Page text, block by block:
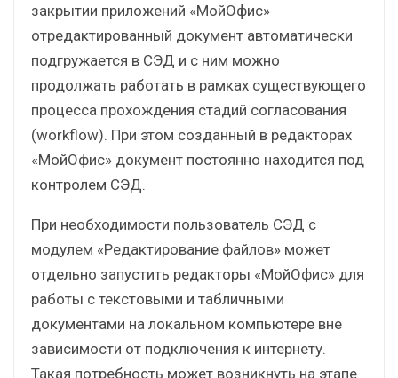
закрытии приложений «МойОфис»
отредактированный документ автоматически
подгружается в СЭД и с ним можно
продолжать работать в рамках существующего
процесса прохождения стадий согласования
(workflow). При этом созданный в редакторах
«МойОфис» документ постоянно находится под
контролем СЭД.
При необходимости пользователь СЭД с
модулем «Редактирование файлов» может
отдельно запустить редакторы «МойОфис» для
работы с текстовыми и табличными
документами на локальном компьютере вне
зависимости от подключения к интернету.
Такая потребность может возникнуть на этапе